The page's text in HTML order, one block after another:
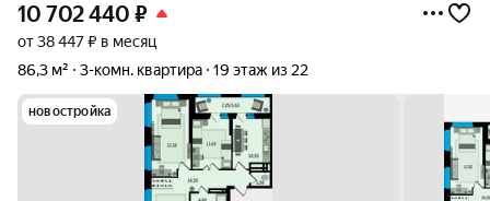
10 702 440 ₽
от 38 447 ₽ в месяц
86,3 м²
3-комн. квартира 19 этаж из 22
новостройка